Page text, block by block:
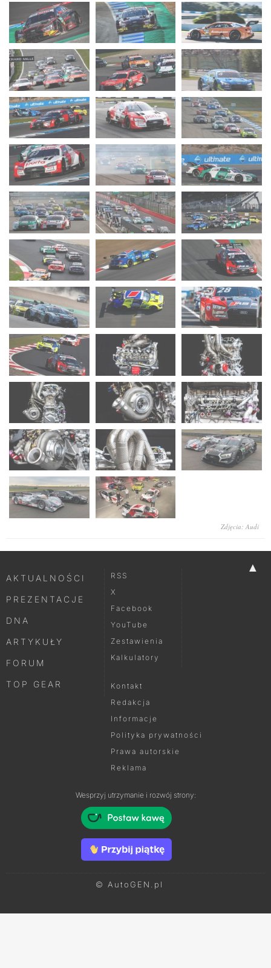
Zdjęcia: Audi
▲
AKTUALNOŚCI
PREZENTACJE
DNA
ARTYKUŁY
FORUM
TOP GEAR
RSS
X
Facebook
YouTube
Zestawienia
Kalkulatory
Kontakt
Redakcja
Informacje
Polityka prywatności
Prawa autorskie
Reklama
Wesprzyj utrzymanie i rozwój strony:
© AutoGEN.pl